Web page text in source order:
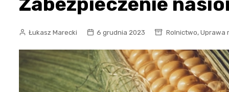
Łukasz Marecki 6 grudnia 2023 Rolnictwo, Uprawa